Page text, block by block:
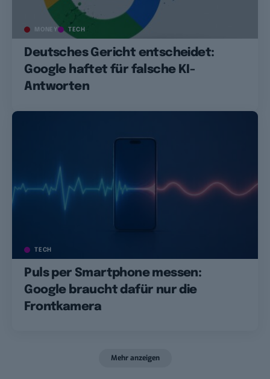
MONEY TECH
Deutsches Gericht entscheidet:
Google haftet für falsche KI-
Antworten
TECH
Puls per Smartphone messen:
Google braucht dafür nur die
Frontkamera
Mehr anzeigen